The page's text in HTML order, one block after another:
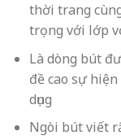
thời trang
trọng với lớp
Là dòng bút
đề cao sự
dụng
Ngòi bút viết